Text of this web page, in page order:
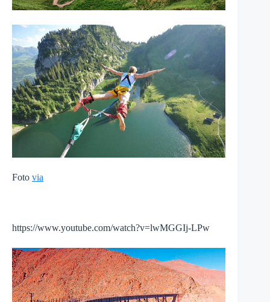
Foto via
https://www.youtube.com/watch?v=lwMGGIj-LPw